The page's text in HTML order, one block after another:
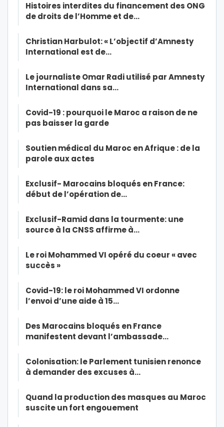
Histoires interdites du financement des ONG
de droits de l’Homme et de…
Christian Harbulot: « L’objectif d’Amnesty
International est de…
Le journaliste Omar Radi utilisé par Amnesty
International dans sa…
Covid-19 : pourquoi le Maroc a raison de ne
pas baisser la garde
Soutien médical du Maroc en Afrique : de la
parole aux actes
Exclusif- Marocains bloqués en France:
début de l’opération de…
Exclusif-Ramid dans la tourmente: une
source à la CNSS affirme à…
Le roi Mohammed VI opéré du coeur « avec
succès »
Covid-19: le roi Mohammed VI ordonne
l’envoi d’une aide à 15…
Des Marocains bloqués en France
manifestent devant l’ambassade…
Colonisation: le Parlement tunisien renonce
à demander des excuses à…
Quand la production des masques au Maroc
suscite un fort engouement